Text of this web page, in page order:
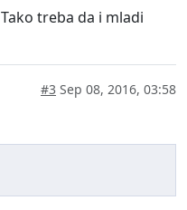
treba da i mladi
#3 Sep 08, 2016, 03:58